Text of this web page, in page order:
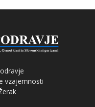
vzajemnosti